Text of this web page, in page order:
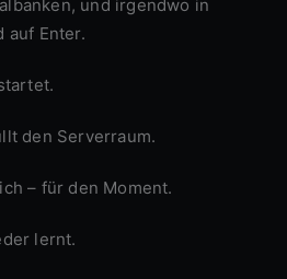
und irgendwo in
auf Enter.
den Serverraum.
– für den Moment.
lernt.